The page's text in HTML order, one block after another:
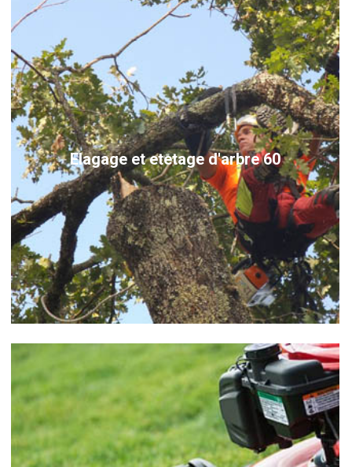
Elagage et etetage d'arbre 60